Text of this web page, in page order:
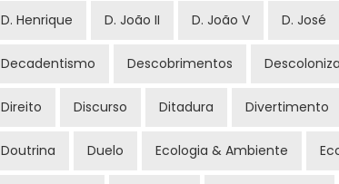
D. Henrique D. João II D. João V D. José
Decadentismo Descobrimentos
Direito Discurso Ditadura Divertimento
Doutrina Duelo Ecologia & Ambiente